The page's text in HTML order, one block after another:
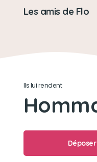
Les os à mâcher.
Manger, manger et
Faire la belle,
S'allonger au soleil.
Les amis de Flo
Ils lui rendent